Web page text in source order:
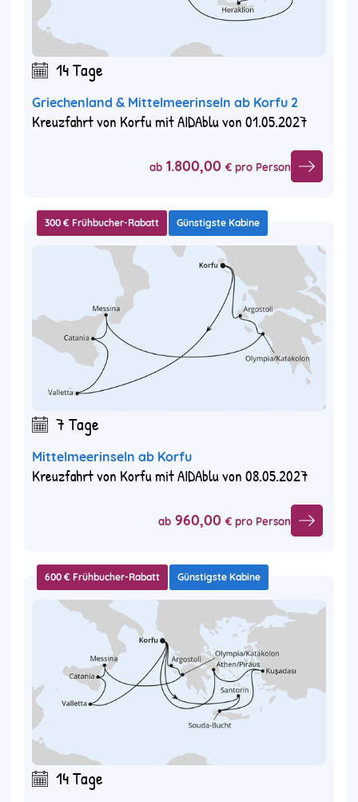
14 Tage
Griechenland & Mittelmeerinseln ab Korfu 2
Kreuzfahrt von Korfu mit AIDAblu von 01.05.2027
ab 1.800,00 € pro Person
300 € Frühbucher-Rabatt Günstigste Kabine
7 Tage
Mittelmeerinseln ab Korfu
Kreuzfahrt von Korfu mit AIDAblu von 08.05.2027
ab 960,00 € pro Person
600 € Frühbucher-Rabatt Günstigste Kabine
14 Tage